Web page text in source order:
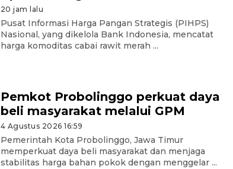
20 jam lalu
Pusat Informasi Harga Pangan Strategis (PIHPS)
Nasional, yang dikelola Bank Indonesia, mencatat
harga komoditas cabai rawit merah ...
Pemkot Probolinggo perkuat daya
beli masyarakat melalui GPM
4 Agustus 2026 16:59
Pemerintah Kota Probolinggo, Jawa Timur
memperkuat daya beli masyarakat dan menjaga
stabilitas harga bahan pokok dengan menggelar ...